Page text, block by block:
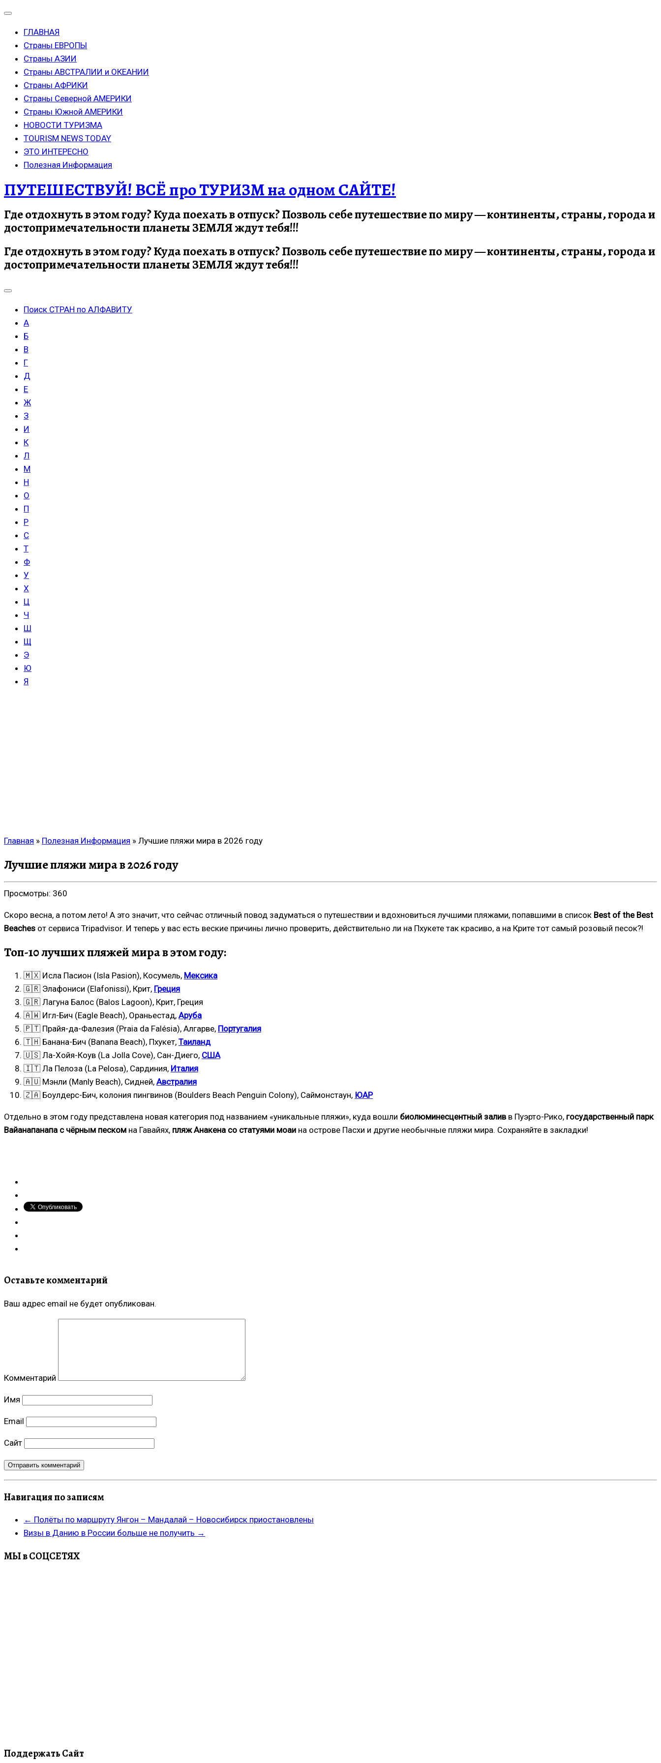
ГЛАВНАЯ
Страны ЕВРОПЫ
Страны АЗИИ
Страны АВСТРАЛИИ и ОКЕАНИИ
Страны АФРИКИ
Страны Северной АМЕРИКИ
Страны Южной АМЕРИКИ
НОВОСТИ ТУРИЗМА
TOURISM NEWS TODAY
ЭТО ИНТЕРЕСНО
Полезная Информация
ПУТЕШЕСТВУЙ! ВСЁ про ТУРИЗМ на одном САЙТЕ!
Где отдохнуть в этом году? Куда поехать в отпуск? Позволь себе путешествие по миру — континенты, страны, города и
достопримечательности планеты ЗЕМЛЯ ждут тебя!!!
Где отдохнуть в этом году? Куда поехать в отпуск? Позволь себе путешествие по миру — континенты, страны, города и
достопримечательности планеты ЗЕМЛЯ ждут тебя!!!
Поиск СТРАН по АЛФАВИТУ
А
Б
В
Г
Д
Е
Ж
З
И
К
Л
М
Н
О
П
Р
С
Т
Ф
У
Х
Ц
Ч
Ш
Щ
Э
Ю
Я
Главная » Полезная Информация » Лучшие пляжи мира в 2026 году
Лучшие пляжи мира в 2026 году
Просмотры: 360
Скоро весна, а потом лето! А это значит, что сейчас отличный повод задуматься о путешествии и вдохновиться лучшими пляжами, попавшими в список Best of the Best
Beaches от сервиса Tripadvisor. И теперь у вас есть веские причины лично проверить, действительно ли на Пхукете так красиво, а на Крите тот самый розовый песок?!
Топ-10 лучших пляжей мира в этом году:
🇲🇽 Исла Пасион (Isla Pasion), Косумель, Мексика
🇬🇷 Элафониси (Elafonissi), Крит, Греция
🇬🇷 Лагуна Балос (Balos Lagoon), Крит, Греция
🇦🇼 Игл-Бич (Eagle Beach), Ораньестад, Аруба
🇵🇹 Прайя-да-Фалезия (Praia da Falésia), Алгарве, Португалия
🇹🇭 Банана-Бич (Banana Beach), Пхукет, Таиланд
🇺🇸 Ла-Хойя-Коув (La Jolla Cove), Сан-Диего, США
🇮🇹 Ла Пелоза (La Pelosa), Сардиния, Италия
🇦🇺 Мэнли (Manly Beach), Сидней, Австралия
🇿🇦 Боулдерс-Бич, колония пингвинов (Boulders Beach Penguin Colony), Саймонстаун, ЮАР
Отдельно в этом году представлена новая категория под названием «уникальные пляжи», куда вошли биолюминесцентный залив в Пуэрто-Рико, государственный парк
Вайанапанапа с чёрным песком на Гавайях, пляж Анакена со статуями моаи на острове Пасхи и другие необычные пляжи мира. Сохраняйте в закладки!
Оставьте комментарий
Ваш адрес email не будет опубликован.
Комментарий
Имя
Email
Сайт
Навигация по записям
← Полёты по маршруту Янгон – Мандалай – Новосибирск приостановлены
Визы в Данию в России больше не получить →
МЫ в СОЦСЕТЯХ
Поддержать Сайт